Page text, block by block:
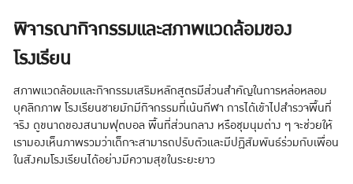
พิจารณากิจกรรมและสภาพแวดล้อมของ
โรงเรียน
สภาพแวดล้อมและกิจกรรมเสริมหลักสูตรมีส่วนสำคัญในการหล่อหลอม
บุคลิกภาพ โรงเรียนชายมักมีกิจกรรมที่เน้นกีฬา การได้เข้าไปสำรวจพื้นที่
จริง ดูขนาดของสนามฟุตบอล พื้นที่ส่วนกลาง หรือชุมนุมต่าง ๆ จะช่วยให้
เรามองเห็นภาพรวมว่าเด็กจะสามารถปรับตัวและมีปฏิสัมพันธ์ร่วมกับเพื่อน
ในสังคมโรงเรียนได้อย่างมีความสุขในระยะยาว